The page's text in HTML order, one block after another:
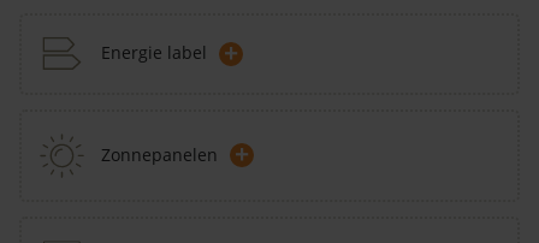
Energie label +
Zonnepanelen +